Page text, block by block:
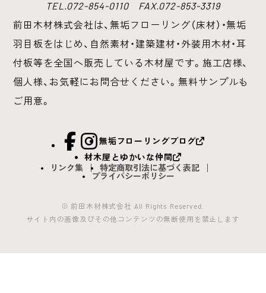
TEL.072-854-0110 FAX.072-853-3319
前田木材株式会社は、無垢フローリング（床材）・無垢
羽目板をはじめ、 自然素材・建築建材・外装用木材・耳
付板等を全国へ販売している木材屋です。 施工店様、
個人様、お気軽にお問合せください。無料サンプルも
ご用意。
facebook
Instagram
無垢フローリングブログ
材木屋とゆかいな仲間
リンク集
特定商取引法に基づく表記
プライバシーポリシー
© 前田木材株式会社 All Rights Reserved.
サイト内の画像及びその他コンテンツの無断使用を禁止します